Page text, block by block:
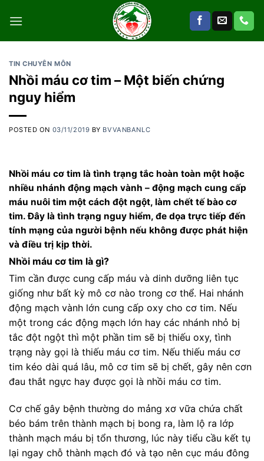
TIN CHUYÊN MÔN
Nhồi máu cơ tim – Một biến chứng
nguy hiểm
POSTED ON 03/11/2019 BY BVVANBANLC
Nhồi máu cơ tim là tình trạng tắc hoàn toàn một hoặc
nhiều nhánh động mạch vành – động mạch cung cấp
máu nuôi tim một cách đột ngột, làm chết tế bào cơ
tim. Đây là tình trạng nguy hiểm, đe dọa trực tiếp đến
tính mạng của người bệnh nếu không được phát hiện
và điều trị kịp thời.
Nhồi máu cơ tim là gì?
Tim cần được cung cấp máu và dinh dưỡng liên tục
giống như bất kỳ mô cơ nào trong cơ thể. Hai nhánh
động mạch vành lớn cung cấp oxy cho cơ tim. Nếu
một trong các động mạch lớn hay các nhánh nhỏ bị
tắc đột ngột thì một phần tim sẽ bị thiếu oxy, tình
trạng này gọi là thiếu máu cơ tim. Nếu thiếu máu cơ
tim kéo dài quá lâu, mô cơ tim sẽ bị chết, gây nên cơn
đau thắt ngực hay được gọi là nhồi máu cơ tim.
Cơ chế gây bệnh thường do mảng xơ vữa chứa chất
béo bám trên thành mạch bị bong ra, làm lộ ra lớp
thành mạch máu bị tổn thương, lúc này tiểu cầu kết tụ
lại ngay chỗ thành mạch đó và tạo nên cục máu đông